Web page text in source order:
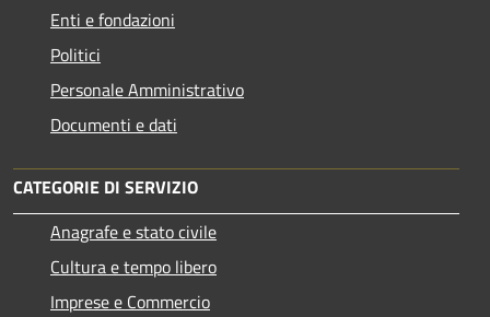
Enti e fondazioni
Politici
Personale Amministrativo
Documenti e dati
CATEGORIE DI SERVIZIO
Anagrafe e stato civile
Cultura e tempo libero
Imprese e Commercio